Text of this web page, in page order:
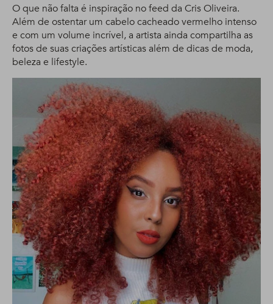
O que não falta é inspiração no feed da Cris Oliveira.
Além de ostentar um cabelo cacheado vermelho intenso
e com um volume incrível, a artista ainda compartilha as
fotos de suas criações artísticas além de dicas de moda,
beleza e lifestyle.